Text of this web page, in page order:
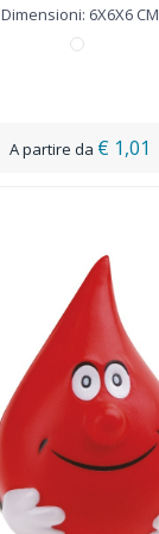
Dimensioni: 6X6X6 CM
€ 1,01